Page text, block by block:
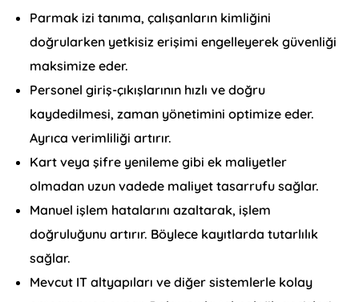
Parmak izi tanıma, çalışanların kimliğini
doğrularken yetkisiz erişimi engelleyerek güvenliği
maksimize eder.
Personel giriş-çıkışlarının hızlı ve doğru
kaydedilmesi, zaman yönetimini optimize eder.
Ayrıca verimliliği artırır.
Kart veya şifre yenileme gibi ek maliyetler
olmadan uzun vadede maliyet tasarrufu sağlar.
Manuel işlem hatalarını azaltarak, işlem
doğruluğunu artırır. Böylece kayıtlarda tutarlılık
sağlar.
Mevcut IT altyapıları ve diğer sistemlerle kolay